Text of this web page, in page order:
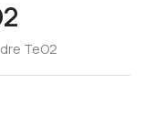
TeO2